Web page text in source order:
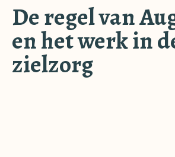
De regel van
en het werk in
zielzorg